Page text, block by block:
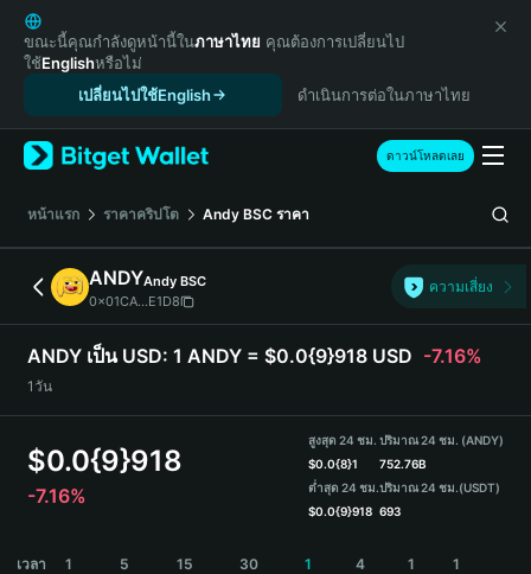
English
日本語
Tiếng Việt
Español (Latinoamérica)
Türkçe
Français
Deutsch
简体中文
繁體中文
Português (Portugal)
Bahasa Indonesia
ภาษาไทย
हिन्दी
Español
Português (Brasil)
ขณะนี้คุณกำลังดูหน้านี้ในภาษาไทย คุณต้องการเปลี่ยนไป
ใช้Englishหรือไม่
เปลี่ยนไปใช้English
ดำเนินการต่อในภาษาไทย
ดาวน์โหลดเลย
หน้าแรก ราคาคริปโต Andy BSC ราคา
ANDYAndy BSC
0x01CA...E1D8
ความเสี่ยง
ANDY เป็น USD: 1 ANDY = $0.0{9}918 USD -7.16%
1วัน
$0.0{9}918
-7.16%
สูงสุด 24 ชม.
$0.0{8}1
ต่ำสุด 24 ชม.
$0.0{9}918
ปริมาณ 24 ชม. (ANDY)
752.76B
ปริมาณ 24 ชม.(USDT)
693
เวลา
1
5
15
30
1
4
1
1